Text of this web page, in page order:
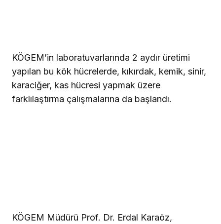
KÖGEM’in laboratuvarlarında 2 aydır üretimi
yapılan bu kök hücrelerde, kıkırdak, kemik, sinir,
karaciğer, kas hücresi yapmak üzere
farklılaştırma çalışmalarına da başlandı.
KÖGEM Müdürü Prof. Dr. Erdal Karaöz,